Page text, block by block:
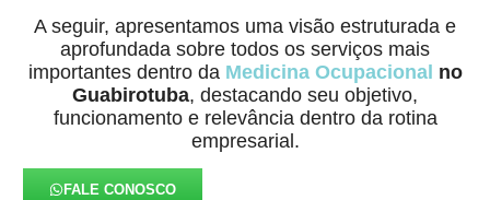
A seguir, apresentamos uma visão estruturada e
aprofundada sobre todos os serviços mais
importantes dentro da Medicina Ocupacional no
Guabirotuba, destacando seu objetivo,
funcionamento e relevância dentro da rotina
empresarial.
FALE CONOSCO